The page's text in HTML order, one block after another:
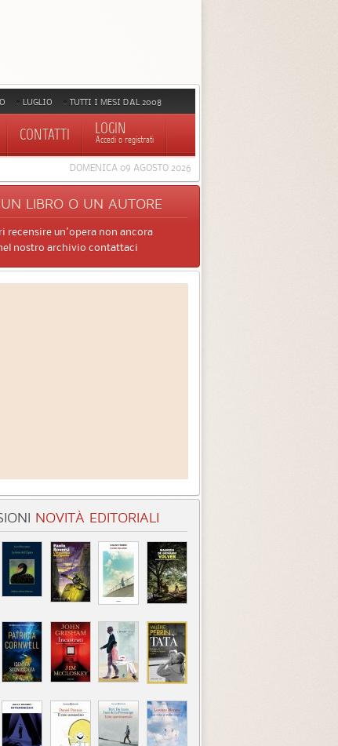
LUGLIO TUTTI I MESI DAL 2008
CONTATTI LOGIN
Accedi o registrati
DOMENICA 09 AGOSTO 2026
UN LIBRO O UN AUTORE
recensire un'opera non ancora
nostro archivio contattaci
NOVITÀ EDITORIALI